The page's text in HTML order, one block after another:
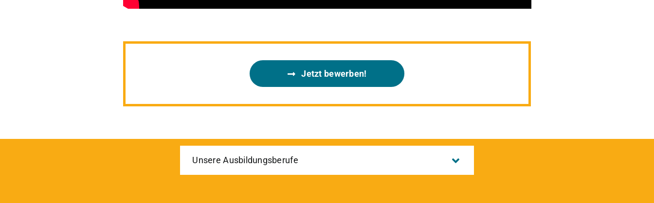
Jetzt bewerben!
Unsere Ausbildungsberufe